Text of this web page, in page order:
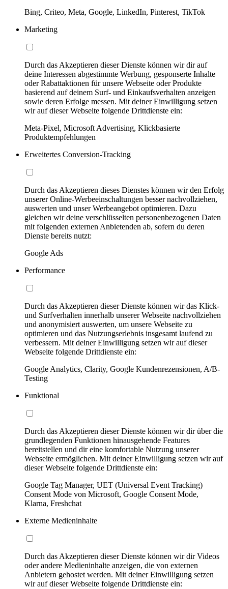
Bing, Criteo, Meta, Google, LinkedIn, Pinterest, TikTok
Marketing
Durch das Akzeptieren dieser Dienste können wir dir auf
deine Interessen abgestimmte Werbung, gesponserte Inhalte
oder Rabattaktionen für unsere Webseite oder Produkte
basierend auf deinem Surf- und Einkaufsverhalten anzeigen
sowie deren Erfolge messen. Mit deiner Einwilligung setzen
wir auf dieser Webseite folgende Drittdienste ein:
Meta-Pixel, Microsoft Advertising, Klickbasierte
Produktempfehlungen
Erweitertes Conversion-Tracking
Durch das Akzeptieren dieses Dienstes können wir den Erfolg
unserer Online-Werbeeinschaltungen besser nachvollziehen,
auswerten und unser Werbeangebot optimieren. Dazu
gleichen wir deine verschlüsselten personenbezogenen Daten
mit folgenden externen Anbietenden ab, sofern du deren
Dienste bereits nutzt:
Google Ads
Performance
Durch das Akzeptieren dieser Dienste können wir das Klick-
und Surfverhalten innerhalb unserer Webseite nachvollziehen
und anonymisiert auswerten, um unsere Webseite zu
optimieren und das Nutzungserlebnis insgesamt laufend zu
verbessern. Mit deiner Einwilligung setzen wir auf dieser
Webseite folgende Drittdienste ein:
Google Analytics, Clarity, Google Kundenrezensionen, A/B-
Testing
Funktional
Durch das Akzeptieren dieser Dienste können wir dir über die
grundlegenden Funktionen hinausgehende Features
bereitstellen und dir eine komfortable Nutzung unserer
Webseite ermöglichen. Mit deiner Einwilligung setzen wir auf
dieser Webseite folgende Drittdienste ein:
Google Tag Manager, UET (Universal Event Tracking)
Consent Mode von Microsoft, Google Consent Mode,
Klarna, Freshchat
Externe Medieninhalte
Durch das Akzeptieren dieser Dienste können wir dir Videos
oder andere Medieninhalte anzeigen, die von externen
Anbietern gehostet werden. Mit deiner Einwilligung setzen
wir auf dieser Webseite folgende Drittdienste ein: